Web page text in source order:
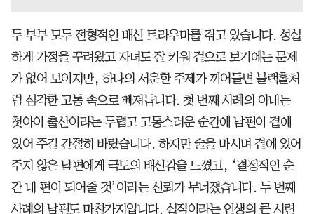
두 부부 모두 전형적인 배신 트라우마를 겪고 있습니다. 성실
하게 가정을 꾸려왔고 자녀도 잘 키워 겉으로 보기에는 문제
가 없어 보이지만, 하나의 서운한 주제가 끼어들면 블랙홀처
럼 심각한 고통 속으로 빠져듭니다. 첫 번째 사례의 아내는
첫아이 출산이라는 두렵고 고통스러운 순간에 남편이 곁에
있어 주길 간절히 바랐습니다. 하지만 술을 마시며 곁에 있어
주지 않은 남편에게 극도의 배신감을 느꼈고, ‘결정적인 순
간 내 편이 되어줄 것’이라는 신뢰가 무너졌습니다. 두 번째
사례의 남편도 마찬가지입니다. 실직이라는 인생의 큰 시련